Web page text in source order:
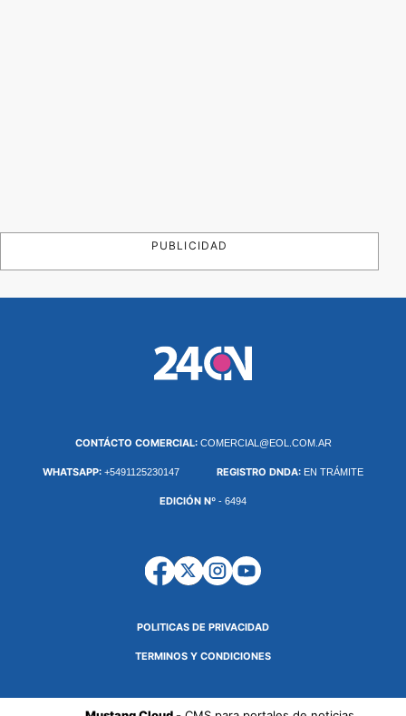
PUBLICIDAD
CONTÁCTO COMERCIAL: COMERCIAL@EOL.COM.AR
WHATSAPP: +5491125230147 REGISTRO DNDA: EN TRÁMITE
EDICIÓN Nº - 6494
POLITICAS DE PRIVACIDAD
TERMINOS Y CONDICIONES